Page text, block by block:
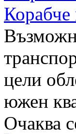
Корабче
цели
южен
Очаква